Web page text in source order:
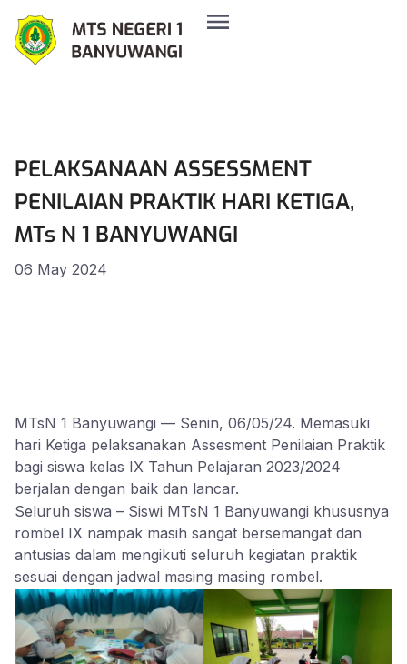
PELAKSANAAN ASSESSMENT
PENILAIAN PRAKTIK HARI KETIGA,
MTs N 1 BANYUWANGI
06 May 2024
MTsN 1 Banyuwangi — Senin, 06/05/24. Memasuki
hari Ketiga pelaksanakan Assesment Penilaian Praktik
bagi siswa kelas IX Tahun Pelajaran 2023/2024
berjalan dengan baik dan lancar.
Seluruh siswa – Siswi MTsN 1 Banyuwangi khususnya
rombel IX nampak masih sangat bersemangat dan
antusias dalam mengikuti seluruh kegiatan praktik
sesuai dengan jadwal masing masing rombel.